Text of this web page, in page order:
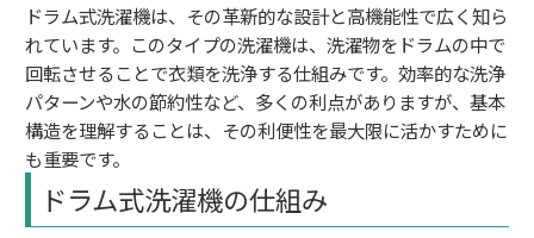
ドラム式洗濯機は、その革新的な設計と高機能性で広く知ら
れています。このタイプの洗濯機は、洗濯物をドラムの中で
回転させることで衣類を洗浄する仕組みです。効率的な洗浄
パターンや水の節約性など、多くの利点がありますが、基本
構造を理解することは、その利便性を最大限に活かすために
も重要です。
ドラム式洗濯機の仕組み